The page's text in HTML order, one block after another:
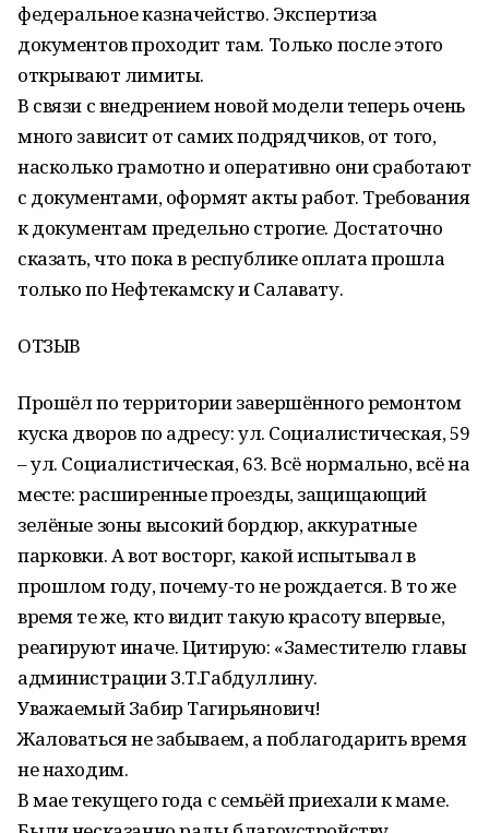
федеральное казначейство. Экспертиза
документов проходит там. Только после этого
открывают лимиты.
В связи с внедрением новой модели теперь очень
много зависит от самих подрядчиков, от того,
насколько грамотно и оперативно они сработают
с документами, оформят акты работ. Требования
к документам предельно строгие. Достаточно
сказать, что пока в республике оплата прошла
только по Нефтекамску и Салавату.
ОТЗЫВ
Прошёл по территории завершённого ремонтом
куска дворов по адресу: ул. Социалистическая, 59
– ул. Социалистическая, 63. Всё нормально, всё на
месте: расширенные проезды, защищающий
зелёные зоны высокий бордюр, аккуратные
парковки. А вот восторг, какой испытывал в
прошлом году, почему-то не рождается. В то же
время те же, кто видит такую красоту впервые,
реагируют иначе. Цитирую: «Заместителю главы
администрации З.Т.Габдуллину.
Уважаемый Забир Тагирьянович!
Жаловаться не забываем, а поблагодарить время
не находим.
В мае текущего года с семьёй приехали к маме.